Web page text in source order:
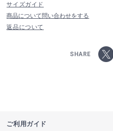
サイズガイド
商品について問い合わせをする
返品について
SHARE
ご利用ガイド